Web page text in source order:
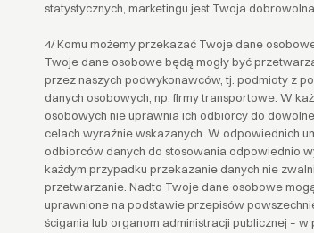
statystycznych, marketingu jest Twoja
4/ Komu możemy przekazać Twoje dane
Twoje dane osobowe będą mogły być
przez naszych podwykonawców, tj. podmioty z
danych osobowych, np. firmy transportowe. W
osobowych nie uprawnia ich odbiorcy do
celach wyraźnie wskazanych. W odpowiednich
odbiorców danych do stosowania odpowiednio
każdym przypadku przekazanie danych nie
przetwarzanie. Nadto Twoje dane osobowe
uprawnione na podstawie przepisów
ścigania lub organom administracji publicznej –